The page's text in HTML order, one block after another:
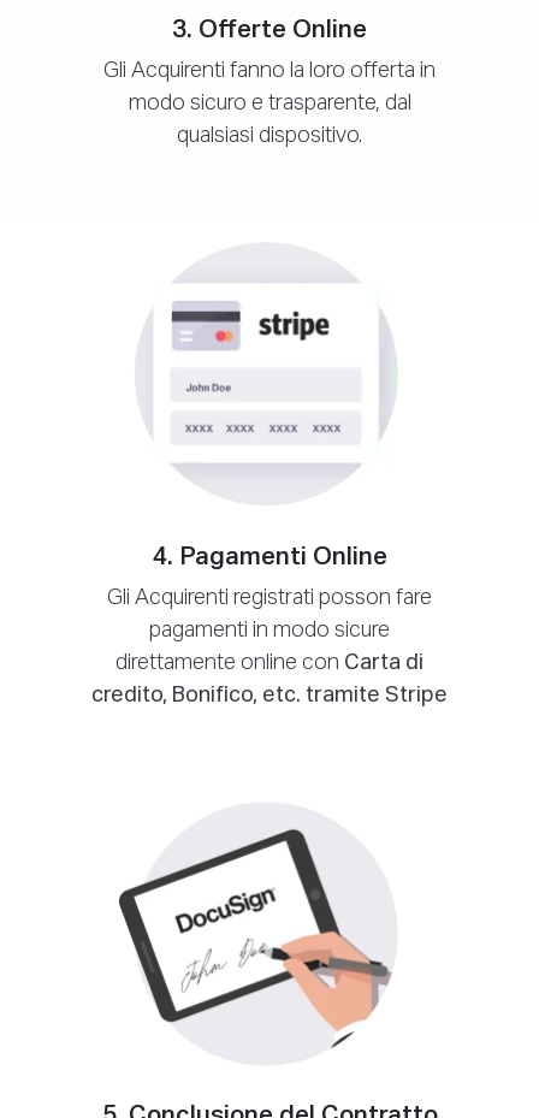
3. Offerte Online
Gli Acquirenti fanno la loro offerta in
modo sicuro e trasparente, dal
qualsiasi dispositivo.
4. Pagamenti Online
Gli Acquirenti registrati posson fare
pagamenti in modo sicure
direttamente online con Carta di
credito, Bonifico, etc. tramite Stripe